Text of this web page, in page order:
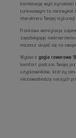
kombinację wytrzymałości
turkusowym to niezwykle
charakteru Twojej stylizacji
Frontowa wentylacja
zapobiegając
możesz skupić się na
Wybierzgogle rowerowe
komfort podczas Twojej
użytkowników, którzy
niezawodnością naszych